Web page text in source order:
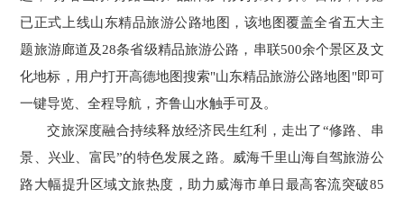
已正式上线山东精品旅游公路地图，该地图覆盖全省五大主
题旅游廊道及28条省级精品旅游公路，串联500余个景区及文
化地标，用户打开高德地图搜索"山东精品旅游公路地图"即可
一键导览、全程导航，齐鲁山水触手可及。
交旅深度融合持续释放经济民生红利，走出了“修路、串
景、兴业、富民”的特色发展之路。威海千里山海自驾旅游公
路大幅提升区域文旅热度，助力威海市单日最高客流突破85